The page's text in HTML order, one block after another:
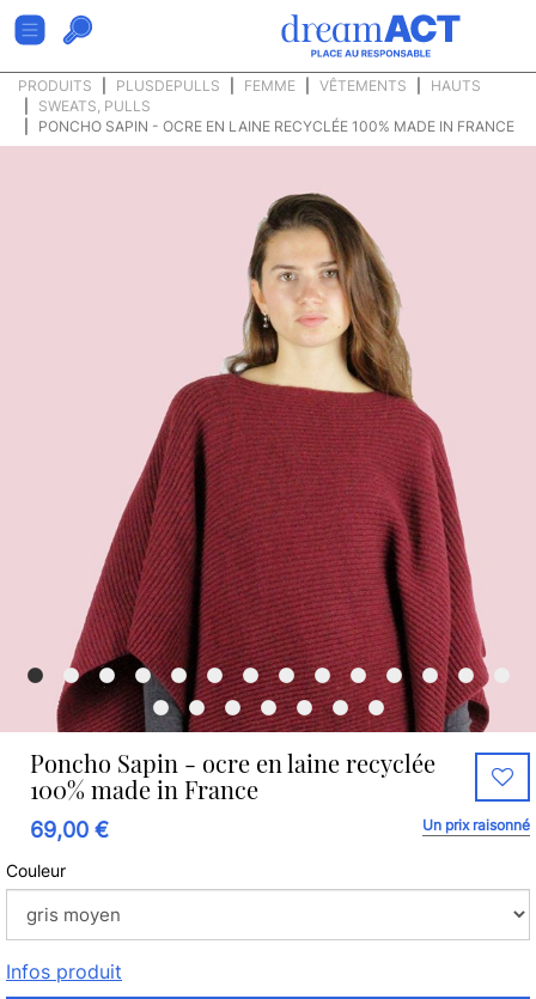
PRODUITS PLUSDEPULLS FEMME VÊTEMENTS
HAUTS
SWEATS, PULLS
PONCHO SAPIN - OCRE EN LAINE RECYCLÉE 100% MADE IN FRANCE
Poncho Sapin - ocre en laine recyclée
100% made in France
69,00 € Un prix raisonné
Couleur
Infos produit